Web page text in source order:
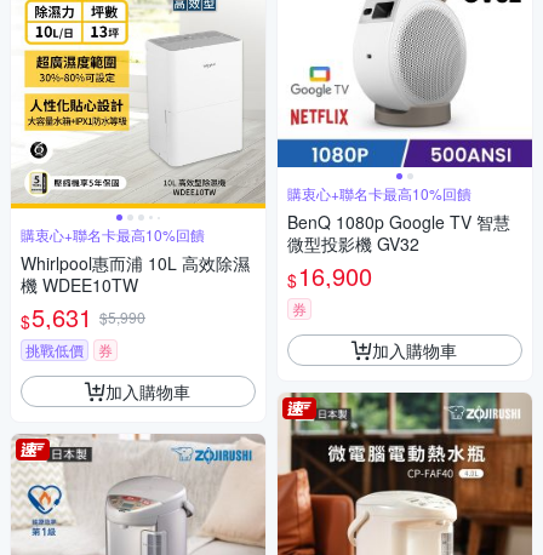
購衷心+聯名卡最高10%回饋
Whirlpool惠而浦 10L 高效除濕
機 WDEE10TW
$5,631 $5,990
挑戰低價
券
加入購物車
購衷心+聯名卡最高10%回饋
BenQ 1080p Google TV 智慧
微型投影機 GV32
$16,900
券
加入購物車